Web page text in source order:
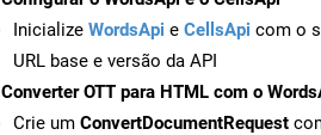
Inicialize WordsApi e CellsApi com o
URL base e versão da API
Converter OTT para HTML com o
Crie um ConvertDocumentRequest